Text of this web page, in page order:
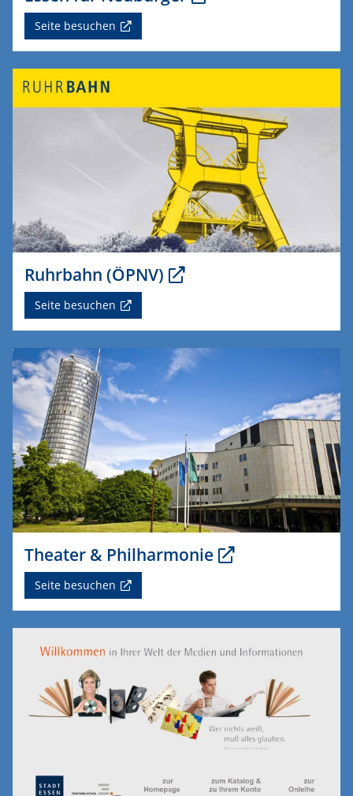
Seite besuchen
Ruhrbahn (ÖPNV)
Seite besuchen
Theater & Philharmonie
Seite besuchen